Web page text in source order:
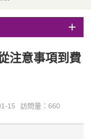
注意事項到費
15 訪問量：660